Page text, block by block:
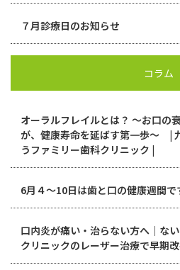
７月診療日のお知らせ
コラム
オーラルフレイルとは？ ～お口の
が、健康寿命を延ばす第一歩～ |
うファミリー歯科クリニック |
6月４〜10日は歯と口の健康週間で
口内炎が痛い・治らない方へ｜な
クリニックのレーザー治療で早期